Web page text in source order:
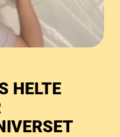
HELTE